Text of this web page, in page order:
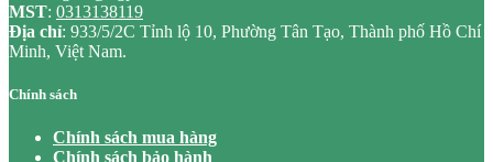
MST: 0313138119
Địa chỉ: 933/5/2C Tỉnh lộ 10, Phường Tân Tạo, Thành phố Hồ Chí
Minh, Việt Nam.
Chính sách
Chính sách mua hàng
Chính sách bảo hành